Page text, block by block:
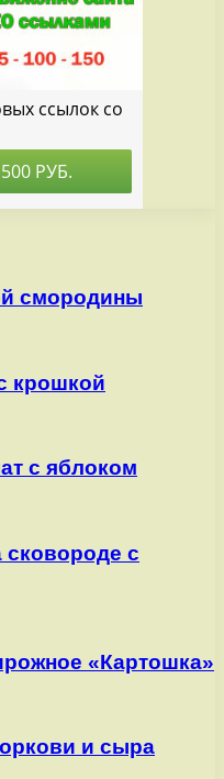
смородины
крошкой
с яблоком
с
«Картошка»
и сыра